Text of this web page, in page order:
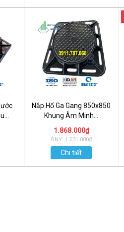
Nắp Hố Ga Gang 850x850
Khung Âm Minh...
1.868.000₫
GNY: 1.231.000₫
Chi tiết